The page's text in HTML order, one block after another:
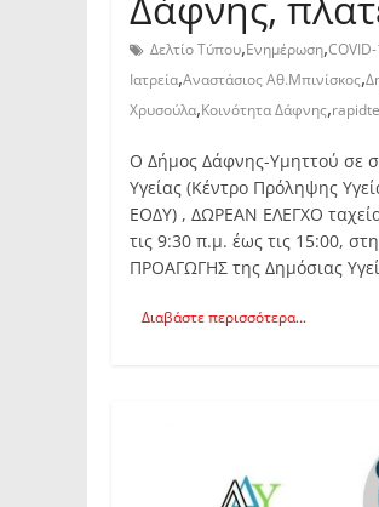
Δελτίο Τύπου,Ενημέρωση,
Ιατρεία,Αναστάσιος Αθ.Μπινίσκος,
Χρυσούλα,Κοινότητα Δάφνης,
O Δήμoς Δάφνης-Υμηττού σε
Υγείας (Κέντρο Πρόληψης
ΕΟΔΥ) , ΔΩΡΕΑΝ ΕΛΕΓΧΟ
τις 9:30 π.μ. έως τις 15:00,
ΠΡΟΑΓΩΓΗΣ της Δημόσιας
Διαβάστε περισσότερα...